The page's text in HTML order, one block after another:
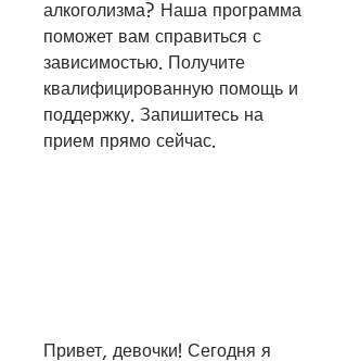
алкоголизма? Наша программа
поможет вам справиться с
зависимостью. Получите
квалифицированную помощь и
поддержку. Запишитесь на
прием прямо сейчас.
Привет, девочки! Сегодня я